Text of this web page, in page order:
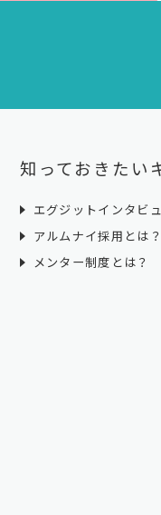
知っておきたい
エグジットインタビ
アルムナイ採用とは？
メンター制度とは？